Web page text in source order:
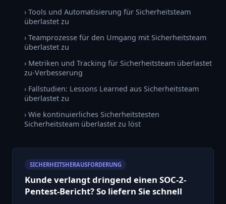
› Tools und Automatisierung für Sicherheitsteam
überlastet zu
› Teamprozesse für den Umgang mit Sicherheitsteam
überlastet zu
› Metriken und Tracking für Sicherheitsteam überlastet
zu-Verbesserung
› Fallstudien: Lessons Learned aus Sicherheitsteam
überlastet zu
› Wie kontinuierliches Sicherheitstesten
Sicherheitsteam überlastet zu löst
SICHERHEITSHERAUSFORDERUNG
Kunde verlangt dringend einen SOC-2-
Pentest-Bericht? So liefern Sie schnell